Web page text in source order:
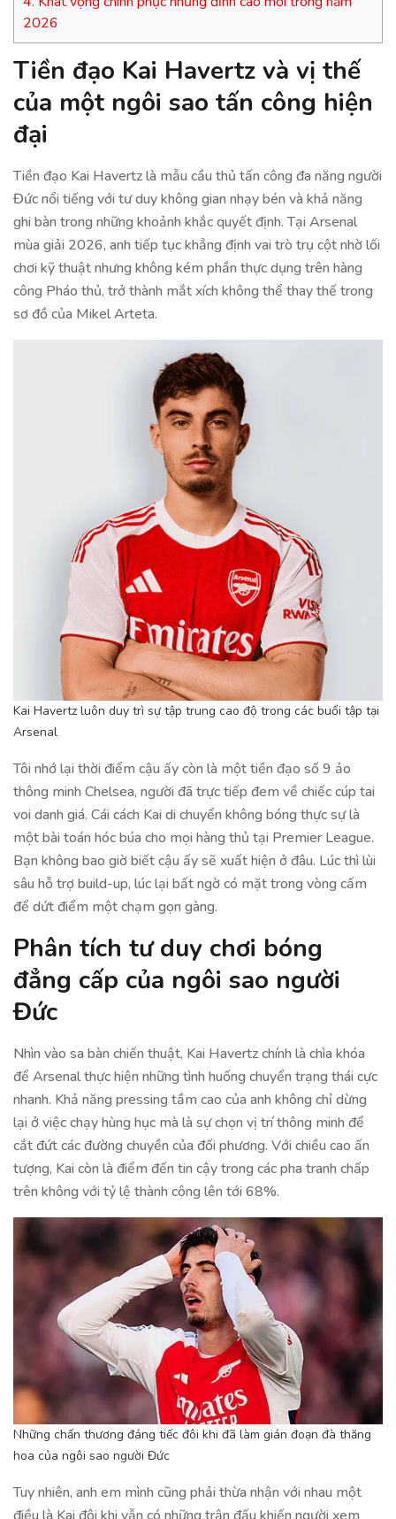
2026
Tiền đạo Kai Havertz và vị thế
của một ngôi sao tấn công hiện
đại
Tiền đạo Kai Havertz là mẫu cầu thủ tấn công đa năng người
Đức nổi tiếng với tư duy không gian nhạy bén và khả năng
ghi bàn trong những khoảnh khắc quyết định. Tại Arsenal
mùa giải 2026, anh tiếp tục khẳng định vai trò trụ cột nhờ lối
chơi kỹ thuật nhưng không kém phần thực dụng trên hàng
công Pháo thủ, trở thành mắt xích không thể thay thế trong
sơ đồ của Mikel Arteta.
Kai Havertz luôn duy trì sự tập trung cao độ trong các buổi tập tại
Arsenal
Tôi nhớ lại thời điểm cậu ấy còn là một tiền đạo số 9 ảo
thông minh Chelsea, người đã trực tiếp đem về chiếc cúp tai
voi danh giá. Cái cách Kai di chuyển không bóng thực sự là
một bài toán hóc búa cho mọi hàng thủ tại Premier League.
Bạn không bao giờ biết cậu ấy sẽ xuất hiện ở đâu. Lúc thì lùi
sâu hỗ trợ build-up, lúc lại bất ngờ có mặt trong vòng cấm
để dứt điểm một chạm gọn gàng.
Phân tích tư duy chơi bóng
đẳng cấp của ngôi sao người
Đức
Nhìn vào sa bàn chiến thuật, Kai Havertz chính là chìa khóa
để Arsenal thực hiện những tình huống chuyển trạng thái cực
nhanh. Khả năng pressing tầm cao của anh không chỉ dừng
lại ở việc chạy hùng hục mà là sự chọn vị trí thông minh để
cắt đứt các đường chuyền của đối phương. Với chiều cao ấn
tượng, Kai còn là điểm đến tin cậy trong các pha tranh chấp
trên không với tỷ lệ thành công lên tới 68%.
Những chấn thương đáng tiếc đôi khi đã làm gián đoạn đà thăng
hoa của ngôi sao người Đức
Tuy nhiên, anh em mình cũng phải thừa nhận với nhau một